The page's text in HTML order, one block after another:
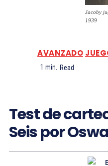
Jacoby
1939
AVANZADO
1 min. Read
Test de
Seis por